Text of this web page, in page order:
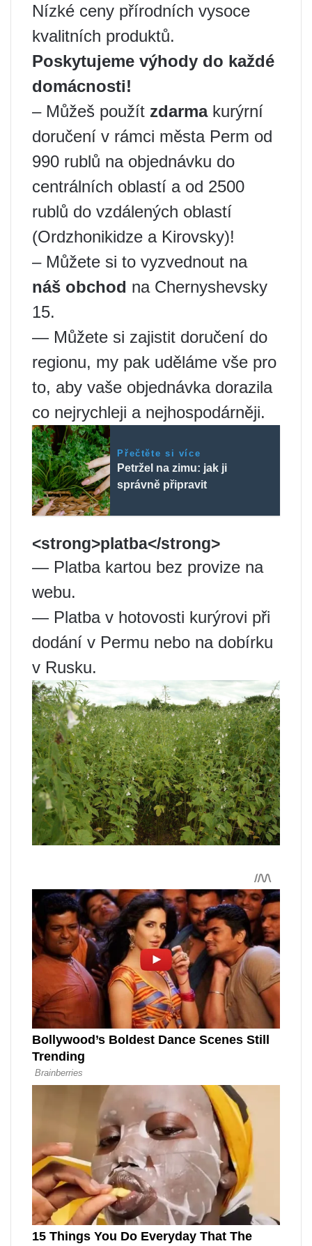
Nízké ceny přírodních vysoce
kvalitních produktů.
Poskytujeme výhody do každé
domácnosti!
– Můžeš použít zdarmakurýrní
doručení v rámci města Perm od
990 rublů na objednávku do
centrálních oblastí a od 2500
rublů do vzdálených oblastí
(Ordzhonikidze a Kirovsky)!
– Můžete si to vyzvednout na
náš obchod na Chernyshevsky
15.
— Můžete si zajistit doručení do
regionu, my pak uděláme vše pro
to, aby vaše objednávka dorazila
co nejrychleji a nejhospodárněji.
Přečtěte si více
Petržel na zimu: jak ji
správně připravit
<strong>platba</strong>
— Platba kartou bez provize na
webu.
— Platba v hotovosti kurýrovi při
dodání v Permu nebo na dobírku
v Rusku.